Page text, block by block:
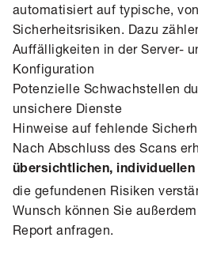
automatisiert auf typische,
Sicherheitsrisiken. Dazu
Auffälligkeiten in der Server-
Konfiguration
Potenzielle Schwachstellen
unsichere Dienste
Hinweise auf fehlende
Nach Abschluss des Scans
übersichtlichen,
die gefundenen Risiken
Wunsch können Sie
Report anfragen.